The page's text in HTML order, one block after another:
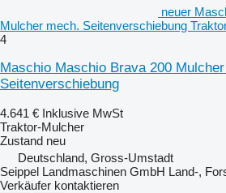
neuer
Mulcher mech. Seitenverschiebung
4
Maschio Maschio Brava 200
Seitenverschiebung
4.641 € Inklusive MwSt
Traktor-Mulcher
Zustand neu
Deutschland, Gross-Umstadt
Seippel Landmaschinen GmbH Land-,
Verkäufer kontaktieren